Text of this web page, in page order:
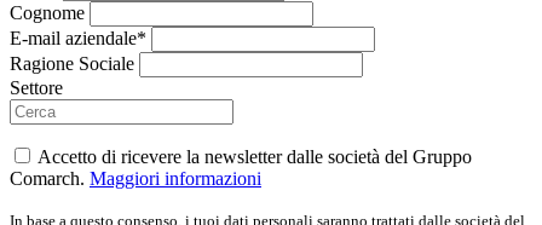
Cognome
E-mail aziendale*
Ragione Sociale
Settore
Accetto di ricevere la newsletter dalle società del Gruppo
Comarch. Maggiori informazioni
In base a questo consenso, i tuoi dati personali saranno trattati dalle società del